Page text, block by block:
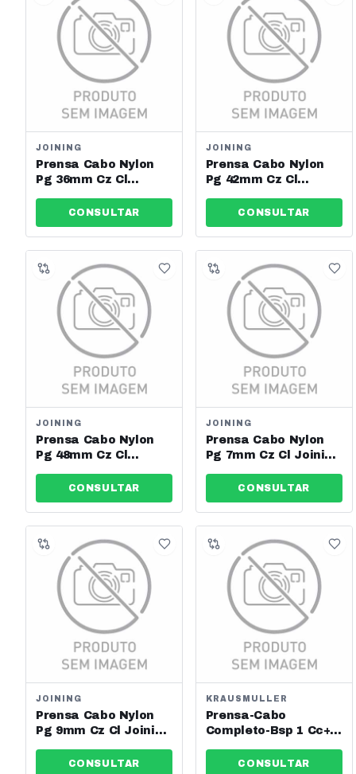
JOINING
Prensa Cabo Nylon
Pg 36mm Cz Cl
13553CONSULTAR
JOINING
Prensa Cabo Nylon
Pg 42mm Cz Cl
13554CONSULTAR
JOINING
Prensa Cabo Nylon
Pg 48mm Cz Cl
13555CONSULTAR
JOINING
Prensa Cabo Nylon
Pg 7mm Cz Cl Joining
CONSULTAR
JOINING
Prensa Cabo Nylon
Pg 9mm Cz Cl Joining
CONSULTAR
KRAUSMULLER
Prensa-Cabo
Completo-Bsp 1 Cc+p
00232CONSULTAR